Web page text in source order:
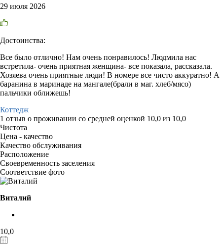
29 июля 2026
Достоинства:
Все было отлично! Нам очень понравилось! Людмила нас
встретила- очень приятная женщина- все показала, рассказала.
Хозяева очень приятные люди! В номере все чисто аккуратно! А
баранина в маринаде на мангале(брали в маг. хлеб/мясо)
пальчики оближешь!
Коттедж
1 отзыв о проживании со средней оценкой 10,0 из 10,0
Чистота
Цена - качество
Качество обслуживания
Расположение
Своевременность заселения
Соответствие фото
Виталий
10,0